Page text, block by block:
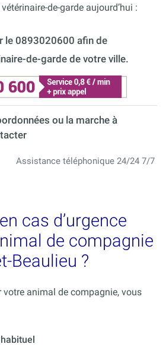
de-garde aujourd’hui :
le 0893020600 afin de
de-garde de votre ville.
ou la marche à
Assistance téléphonique 24/24 7/7
cas d’urgence
de compagnie
Beaulieu ?
votre animal de compagnie, vous